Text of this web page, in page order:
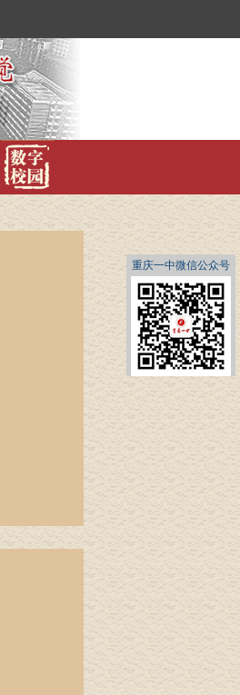
重庆一中微信公众号